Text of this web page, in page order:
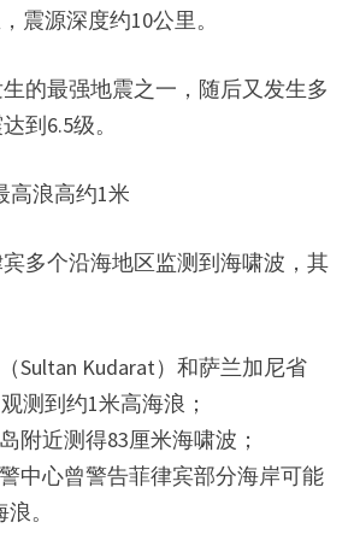
震源深度约10公里。
的最强地震之一，随后又发生多
到6.5级。
高浪高约1米
多个沿海地区监测到海啸波，其
Sultan Kudarat）和萨兰加尼省
观测到约1米高海浪；
附近测得83厘米海啸波；
中心曾警告菲律宾部分海岸可能
。